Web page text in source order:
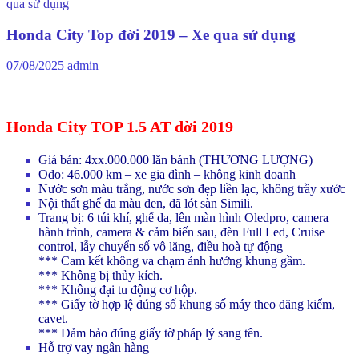
qua sử dụng
Honda City Top đời 2019 – Xe qua sử dụng
07/08/2025 admin
Honda City TOP 1.5 AT đời 2019
Giá bán: 4xx.000.000 lăn bánh (THƯƠNG LƯỢNG)
Odo: 46.000 km – xe gia đình – không kinh doanh
Nước sơn màu trắng, nước sơn đẹp liền lạc, không trầy xước
Nội thất ghế da màu đen, đã lót sàn Simili.
Trang bị: 6 túi khí, ghế da, lên màn hình Oledpro, camera
hành trình, camera & cảm biến sau, đèn Full Led, Cruise
control, lẫy chuyển số vô lăng, điều hoà tự động
*** Cam kết không va chạm ảnh hưởng khung gầm.
*** Không bị thủy kích.
*** Không đại tu động cơ hộp.
*** Giấy tờ hợp lệ đúng số khung số máy theo đăng kiểm,
cavet.
*** Đảm bảo đúng giấy tờ pháp lý sang tên.
Hỗ trợ vay ngân hàng